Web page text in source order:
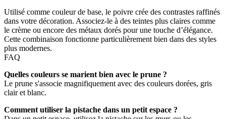
Utilisé comme couleur de base, le poivre crée des contrastes raffinés
dans votre décoration. Associez-le à des teintes plus claires comme
le crème ou encore des métaux dorés pour une touche d’élégance.
Cette combinaison fonctionne particulièrement bien dans des styles
plus modernes.
FAQ
Quelles couleurs se marient bien avec le prune ?
Le prune s'associe magnifiquement avec des couleurs dorées, gris
clair et blanc.
Comment utiliser la pistache dans un petit espace ?